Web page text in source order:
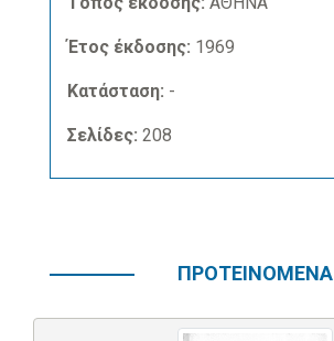
Έτος έκδοσης: 1969
Κατάσταση: -
Σελίδες: 208
ΠΡΟΤΕΙΝΟΜΕΝΑ